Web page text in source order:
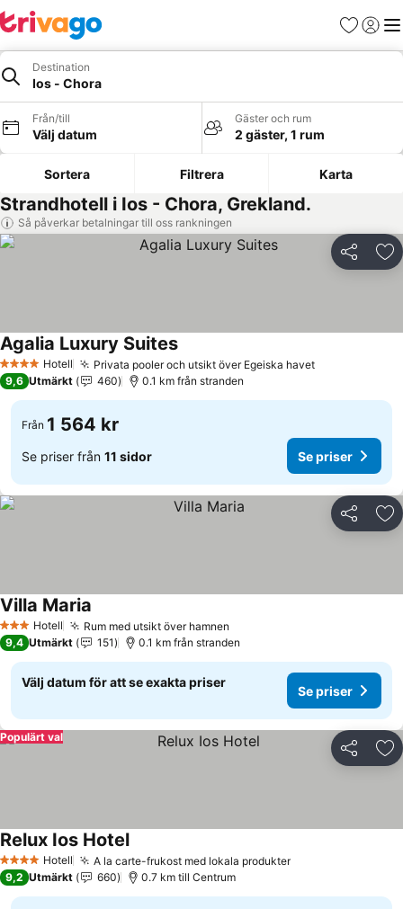
Favoriter
Logga
Destination
Ios - Chora
Från/till
Välj datum
Gäster och rum
2 gäster, 1 rum
Sortera Filtrera Karta
Strandhotell i Ios - Chora, Grekland.
Så påverkar betalningar till oss rankningen
Dela
4 StjärnorHotell Privata pooler och utsikt över Egeiska havetSe priser
Agalia Luxury SuitesSe priser
9,6 Utmärkt 460 0.1 km från stranden
Från 1 564 kr
Se priser från 11 sidor Se priser
Dela
3 StjärnorHotell Rum med utsikt över hamnen
Villa Maria
9,4 Utmärkt 151 0.1 km från stranden
Välj datum för att se exakta priser
Se priser
Dela
Populärt val
4 StjärnorHotell A la carte-frukost med lokala produkterSe priser
Relux Ios HotelSe priser
9,2 Utmärkt 660 0.7 km till Centrum